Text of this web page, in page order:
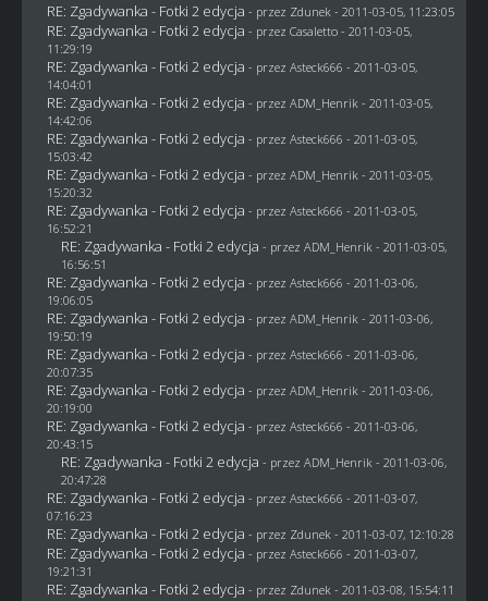
RE: Zgadywanka - Fotki 2 edycja - przez Zdunek - 2011-03-05, 11:23:05
RE: Zgadywanka - Fotki 2 edycja - przez Casaletto- 2011-03-05,
11:29:19
RE: Zgadywanka - Fotki 2 edycja - przez Asteck666 - 2011-03-05,
14:04:01
RE: Zgadywanka - Fotki 2 edycja - przez ADM_Henrik - 2011-03-05,
14:42:06
RE: Zgadywanka - Fotki 2 edycja - przez Asteck666 - 2011-03-05,
15:03:42
RE: Zgadywanka - Fotki 2 edycja - przez ADM_Henrik - 2011-03-05,
15:20:32
RE: Zgadywanka - Fotki 2 edycja - przez Asteck666 - 2011-03-05,
16:52:21
RE: Zgadywanka - Fotki 2 edycja - przez ADM_Henrik - 2011-03-05,
16:56:51
RE: Zgadywanka - Fotki 2 edycja - przez Asteck666 - 2011-03-06,
19:06:05
RE: Zgadywanka - Fotki 2 edycja - przez ADM_Henrik - 2011-03-06,
19:50:19
RE: Zgadywanka - Fotki 2 edycja - przez Asteck666 - 2011-03-06,
20:07:35
RE: Zgadywanka - Fotki 2 edycja - przez ADM_Henrik - 2011-03-06,
20:19:00
RE: Zgadywanka - Fotki 2 edycja - przez Asteck666 - 2011-03-06,
20:43:15
RE: Zgadywanka - Fotki 2 edycja - przez ADM_Henrik - 2011-03-06,
20:47:28
RE: Zgadywanka - Fotki 2 edycja - przez Asteck666 - 2011-03-07,
07:16:23
RE: Zgadywanka - Fotki 2 edycja - przez Zdunek - 2011-03-07, 12:10:28
RE: Zgadywanka - Fotki 2 edycja - przez Asteck666 - 2011-03-07,
19:21:31
RE: Zgadywanka - Fotki 2 edycja - przez Zdunek - 2011-03-08, 15:54:11